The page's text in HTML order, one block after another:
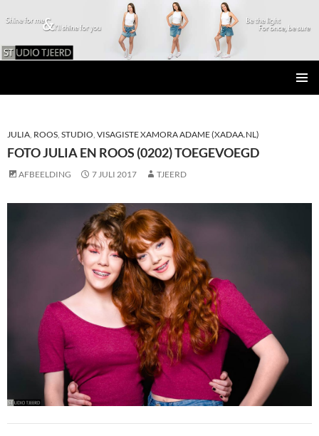
INHOUD
JULIA, ROOS, STUDIO, VISAGISTE XAMORA ADAME (XADAA.NL)
FOTO JULIA EN ROOS (0202) TOEGEVOEGD
AFBEELDING 7 JULI 2017 TJEERD